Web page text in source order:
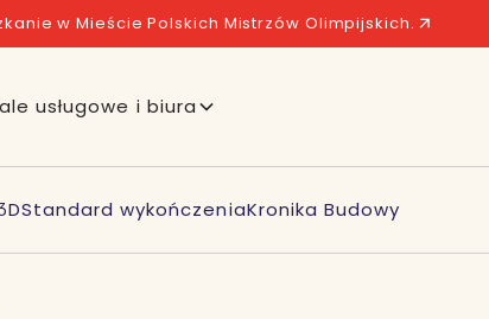
w Mieście Polskich Mistrzów Olimpijskich.
usługowe i biura
Standard wykończeniaKronika Budowy